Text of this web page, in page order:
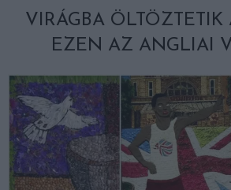
VIRÁGBA ÖLTÖZTETIK
EZEN AZ ANGLIAI